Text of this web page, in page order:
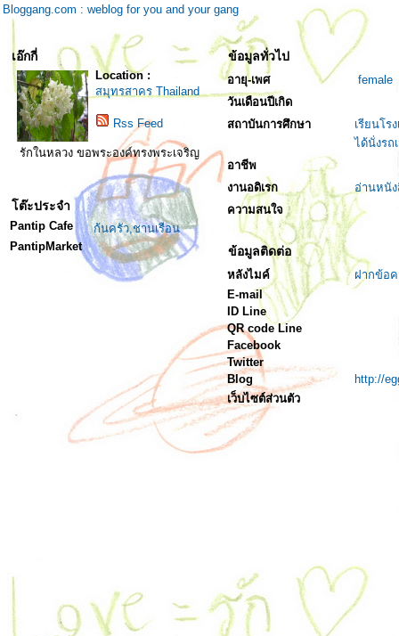
Bloggang.com : weblog for you and your gang
เอ๊กกี่
Location :
สมุทรสาคร Thailand
Rss Feed
รักในหลวง ขอพระองค์ทรงพระเจริญ
โต๊ะประจำ
Pantip Cafe
ก้นครัว,ชานเรือน
PantipMarket
ข้อมูลทั่วไป
อายุ-เพศ
female
วันเดือนปีเกิด
สถาบันการศึกษา
เรียนโร
ได้นั่งรถ
อาชีพ
งานอดิเรก
อ่านหนัง
ความสนใจ
ข้อมูลติดต่อ
หลังไมค์
ฝากข้อ
E-mail
ID Line
QR code Line
Facebook
Twitter
Blog
http://
เว็บไซต์ส่วนตัว